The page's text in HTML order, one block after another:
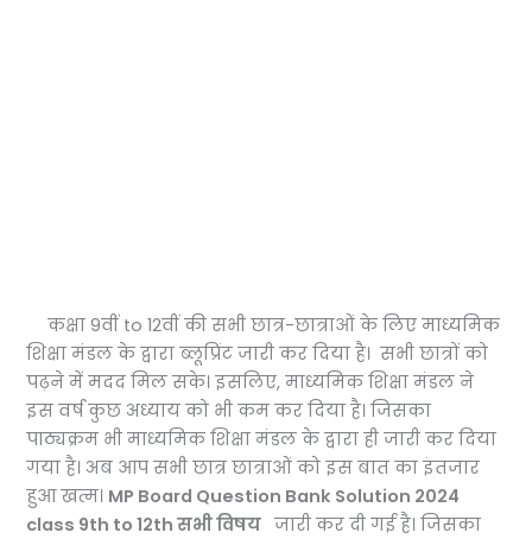
कक्षा 9वीं to 12वीं की सभी छात्र-छात्राओं के लिए माध्यमिक
शिक्षा मंडल के द्वारा ब्लूप्रिंट जारी कर दिया है। सभी छात्रों को
पढ़ने में मदद मिल सके। इसलिए, माध्यमिक शिक्षा मंडल ने
इस वर्ष कुछ अध्याय को भी कम कर दिया है। जिसका
पाठ्यक्रम भी माध्यमिक शिक्षा मंडल के द्वारा ही जारी कर दिया
गया है। अब आप सभी छात्र छात्राओं को इस बात का इंतजार
हुआ खत्म। MP Board Question Bank Solution 2024
class 9th to 12th सभी विषय जारी कर दी गई है। जिसका